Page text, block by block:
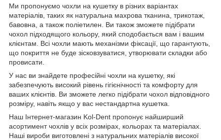
Ми пропонуємо чохли на кушетку в різних варіантах
матеріалів, таких як натуральна махрова тканина, трикотаж,
бавовна, а також поліетилен. Ви також зможете підібрати
чохол підходящого кольору, який сподобається вам і вашим
клієнтам. Всі чохли мають механізми фіксації, що гарантують,
що покриття не буде зісковзуватися, утворювати складки або
провисати.
У нас ви знайдете професійні чохли на кушетку, які
забезпечують високий рівень гігієнічності та комфорту для
ваших клієнтів. Ви зможете легко підібрати чохол відповідного
розміру, навіть якщо у вас нестандартна кушетка.
Наш Інтернет-магазин Kol-Dent пропонує найширший
асортимент чохлів у всіх розмірах, кольорах та матеріалах.
Наші вироби виготовлені з натуральних матеріалів високої